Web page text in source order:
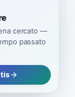
cercato —
passato